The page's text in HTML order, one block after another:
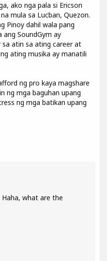
ako nga pala si Ericson
mula sa Lucban, Quezon.
Pinoy dahil wala pang
ang SoundGym ay
atin sa ating career at
ating musika ay manatili
ng pro kaya magshare
ng mga baguhan upang
ng mga batikan upang
what are the